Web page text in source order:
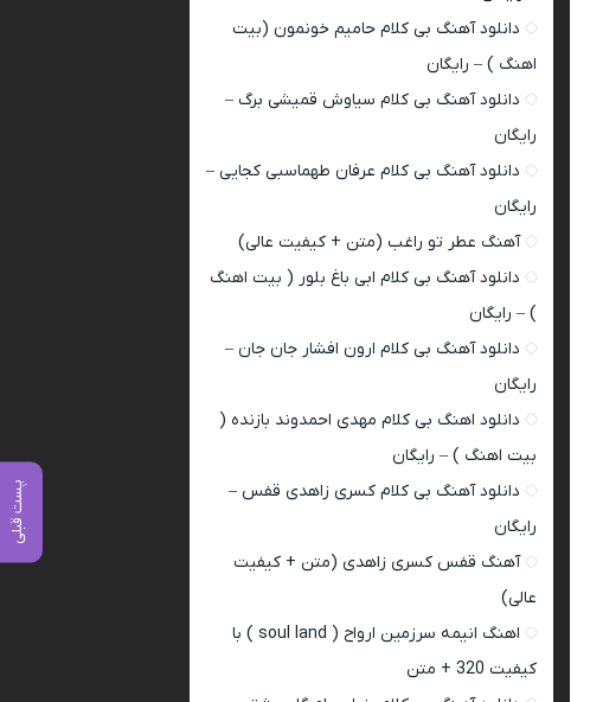
پست قبلی
دانلود آهنگ بی کلام حامیم خونمون (بیت
اهنگ ) – رایگان
دانلود آهنگ بی کلام سیاوش قمیشی برگ –
رایگان
دانلود آهنگ بی کلام عرفان طهماسبی کجایی –
رایگان
آهنگ عطر تو راغب (متن + کیفیت عالی)
دانلود آهنگ بی کلام ابی باغ بلور ( بیت اهنگ
) – رایگان
دانلود آهنگ بی کلام ارون افشار جان جان –
رایگان
دانلود اهنگ بی کلام مهدی احمدوند بازنده (
بیت اهنگ ) – رایگان
دانلود آهنگ بی کلام کسری زاهدی قفس –
رایگان
آهنگ قفس کسری زاهدی (متن + کیفیت
عالی)
اهنگ انیمه سرزمین ارواح ( soul land ) با
کیفیت 320 + متن